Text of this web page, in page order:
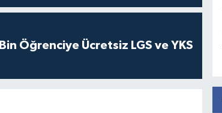
Öğrenciye Ücretsiz LGS ve YKS